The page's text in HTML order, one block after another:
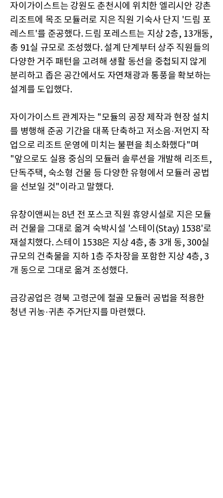
자이가이스트는 강원도 춘천시에 위치한 엘리시안 강촌
리조트에 목조 모듈러로 지은 직원 기숙사 단지 '드림 포
레스트'를 준공했다. 드림 포레스트는 지상 2층, 13개동,
총 91실 규모로 조성했다. 설계 단계부터 상주 직원들의
다양한 거주 패턴을 고려해 생활 동선을 중첩되지 않게
분리하고 좁은 공간에서도 자연채광과 통풍을 확보하는
설계를 도입했다.
자이가이스트 관계자는 "모듈의 공장 제작과 현장 설치
를 병행해 준공 기간을 대폭 단축하고 저소음·저먼지 작
업으로 리조트 운영에 미치는 불편을 최소화했다"며
"앞으로도 실용 중심의 모듈러 솔루션을 개발해 리조트,
단독주택, 숙소형 건물 등 다양한 유형에서 모듈러 공법
을 선보일 것"이라고 말했다.
유창이앤씨는 8년 전 포스코 직원 휴양시설로 지은 모듈
러 건물을 그대로 옮겨 숙박시설 '스테이(Stay) 1538'로
재설치했다. 스테이 1538은 지상 4층, 총 3개 동, 300실
규모의 건축물을 지하 1층 주차장을 포함한 지상 4층, 3
개 동으로 그대로 옮겨 조성했다.
금강공업은 경북 고령군에 철골 모듈러 공법을 적용한
청년 귀농·귀촌 주거단지를 마련했다.